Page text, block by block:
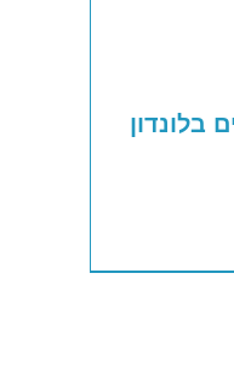
בלונדון